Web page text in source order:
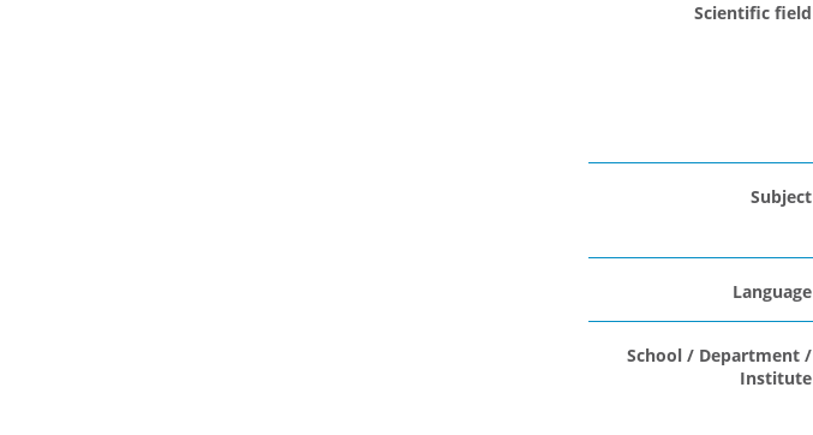
Scientific field
Subject
Language
School / Department /
Institute